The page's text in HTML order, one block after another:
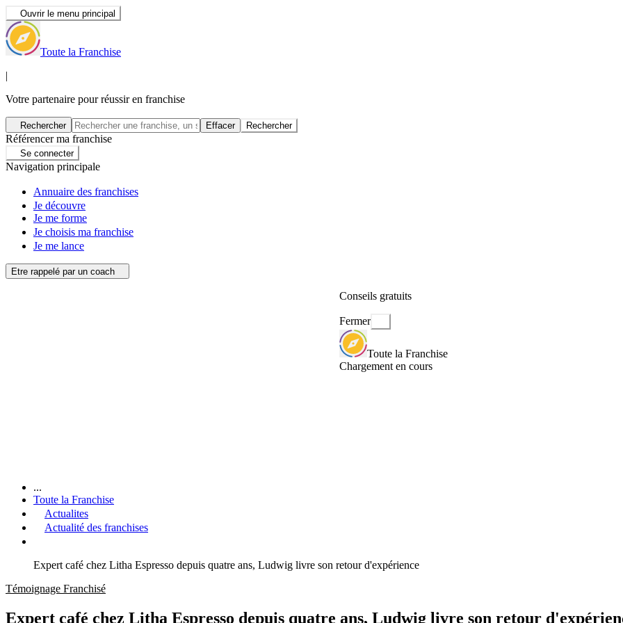
Ouvrir le menu principal
Toute la Franchise
|
Votre partenaire pour réussir en franchise
Rechercher Effacer Rechercher
Référencer ma franchise
Se connecter
Navigation principale
Annuaire des franchises
Je découvre
Je me forme
Je choisis ma franchise
Je me lance
Etre rappelé par un coach
Conseils gratuits
Fermer
Toute la Franchise
Chargement en cours
...
Toute la Franchise
Actualites
Actualité des franchises
Expert café chez Litha Espresso depuis quatre ans, Ludwig livre son retour d'expérience
Témoignage Franchisé
Expert café chez Litha Espresso depuis quatre ans, Ludwig livre son retour